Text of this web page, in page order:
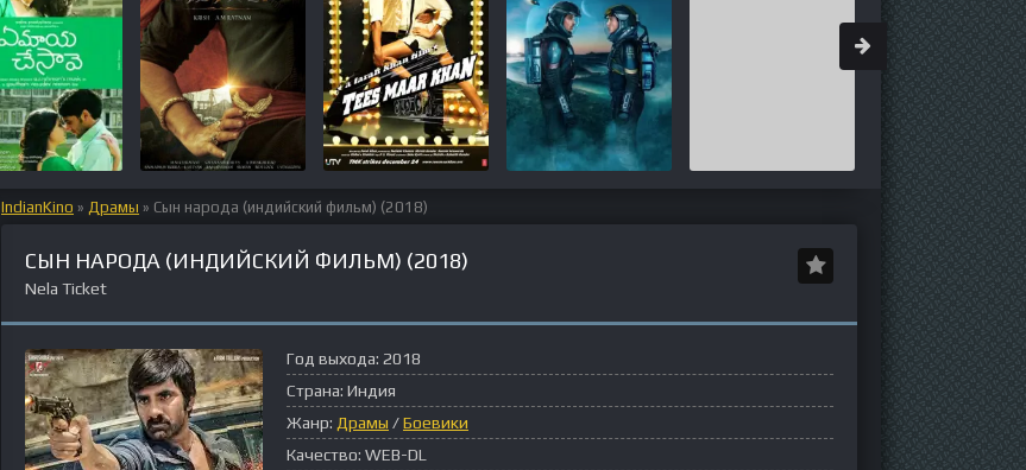
IndianKino » Драмы » Сын народа (индийский фильм) (2018)
СЫН НАРОДА (ИНДИЙСКИЙ ФИЛЬМ) (2018)
Nela Ticket
Год выхода: 2018
Страна: Индия
Жанр: Драмы /Боевики
Качество: WEB-DL